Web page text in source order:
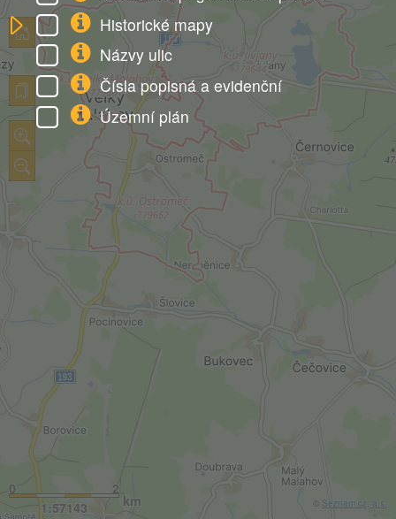
0
2
1:57143
km © Seznam.cz, a.s.
Historické mapy
Názvy ulic
Čísla popisná a evidenční
Územní plán